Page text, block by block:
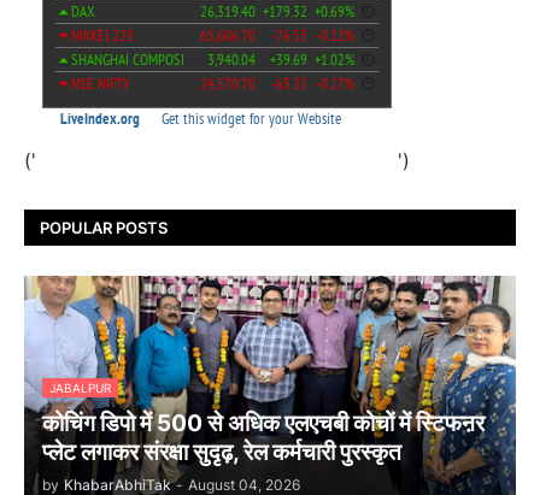
(' ')
POPULAR POSTS
JABALPUR
कोचिंग डिपो में 500 से अधिक एलएचबी कोचों में स्टिफऩर
प्लेट लगाकर संरक्षा सुदृढ़, रेल कर्मचारी पुरस्कृत
by KhabarAbhiTak - August 04, 2026